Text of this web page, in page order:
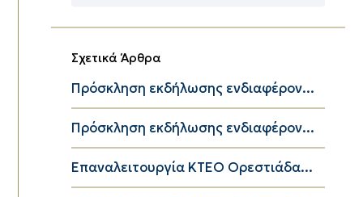
Σχετικά Άρθρα
Πρόσκληση εκδήλωσης ενδιαφέρον...
Πρόσκληση εκδήλωσης ενδιαφέρον...
Επαναλειτουργία ΚΤΕΟ Ορεστιάδα...